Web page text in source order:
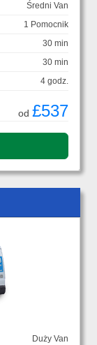
Średni Van
1 Pomocnik
30 min
30 min
4 godz.
od £537
Duży Van